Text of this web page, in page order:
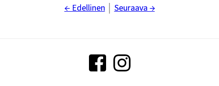
← Edellinen Seuraava →